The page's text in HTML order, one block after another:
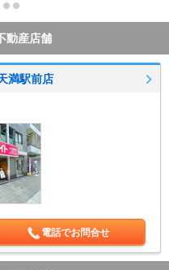
動産店舗
満駅前店
電話でお問合せ